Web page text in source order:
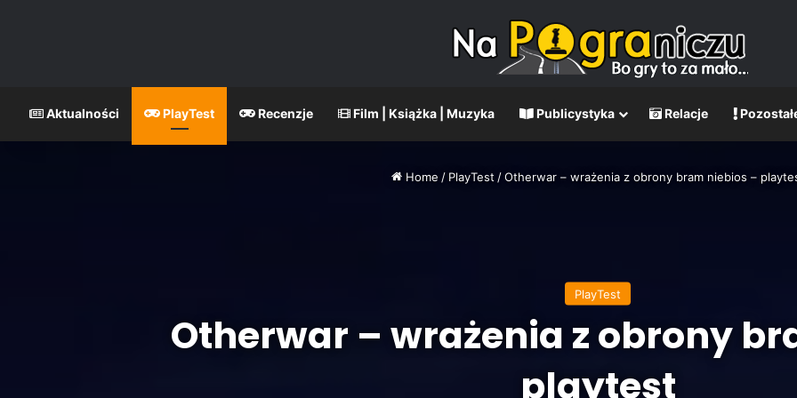
Aktualności PlayTest Recenzje Film | Książka | Muzyka Publicystyka Relacje
Home / PlayTest / Otherwar – wrażenia z obrony bram niebios –
PlayTest
Otherwar – wrażenia z obrony
playtest